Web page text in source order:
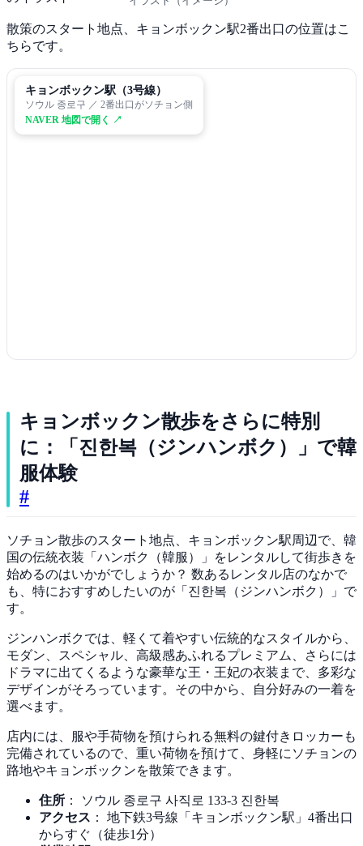
散策のスタート地点、キョンボックン駅2番出口の位置はこ
ちらです。
キョンボックン駅（3号線）
ソウル 종로구 ／ 2番出口がソチョン側
NAVER 地図で開く ↗
キョンボックン散歩をさらに特別
に：「진한복（ジンハンボク）」で韓
服体験
#
ソチョン散歩のスタート地点、キョンボックン駅周辺で、韓
国の伝統衣装「ハンボク（韓服）」をレンタルして街歩きを
始めるのはいかがでしょうか？ 数あるレンタル店のなかで
も、特におすすめしたいのが「진한복（ジンハンボク）」で
す。
ジンハンボクでは、軽くて着やすい伝統的なスタイルから、
モダン、スペシャル、高級感あふれるプレミアム、さらには
ドラマに出てくるような豪華な王・王妃の衣装まで、多彩な
デザインがそろっています。その中から、自分好みの一着を
選べます。
店内には、服や手荷物を預けられる無料の鍵付きロッカーも
完備されているので、重い荷物を預けて、身軽にソチョンの
路地やキョンボックンを散策できます。
住所 ： ソウル 종로구 사직로 133-3 진한복
アクセス ： 地下鉄3号線「キョンボックン駅」4番出口
からすぐ（徒歩1分）